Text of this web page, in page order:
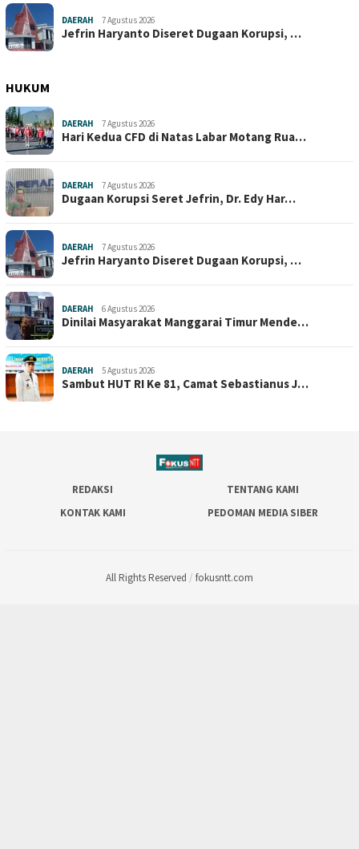
DAERAH 7 Agustus 2026
Jefrin Haryanto Diseret Dugaan Korupsi, …
HUKUM
DAERAH 7 Agustus 2026
Hari Kedua CFD di Natas Labar Motang Rua…
DAERAH 7 Agustus 2026
Dugaan Korupsi Seret Jefrin, Dr. Edy Har…
DAERAH 7 Agustus 2026
Jefrin Haryanto Diseret Dugaan Korupsi, …
DAERAH 6 Agustus 2026
Dinilai Masyarakat Manggarai Timur Mende…
DAERAH 5 Agustus 2026
Sambut HUT RI Ke 81, Camat Sebastianus J…
REDAKSI
TENTANG KAMI
KONTAK KAMI
PEDOMAN MEDIA SIBER
All Rights Reserved / fokusntt.com